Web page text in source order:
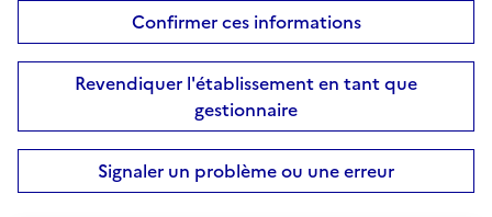
Confirmer ces informations
Revendiquer l'établissement en tant que
gestionnaire
Signaler un problème ou une erreur